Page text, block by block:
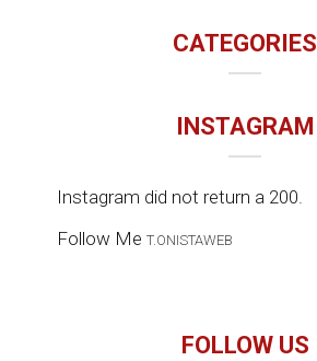
CATEGORIES
INSTAGRAM
Instagram did not return a 200.
Follow Me T.ONISTAWEB
FOLLOW US